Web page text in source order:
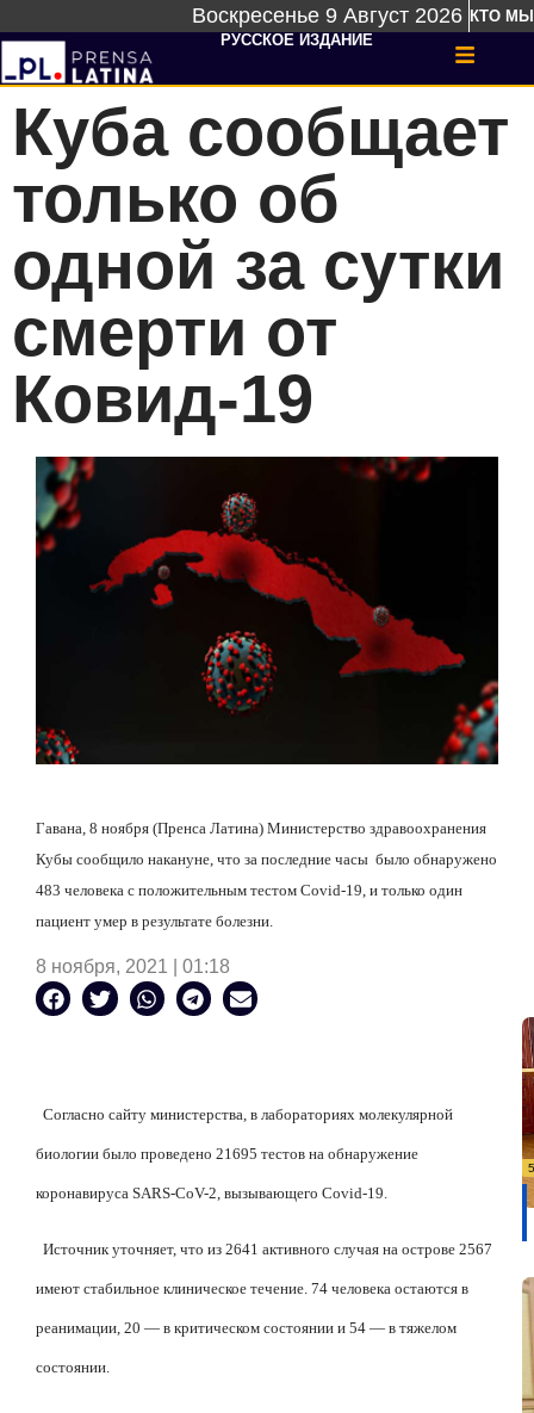
Воскресенье 9 Август 2026 КТО МЫ
РУССКОЕ ИЗДАНИЕ
Куба сообщает
только об
одной за сутки
смерти от
Ковид-19
Гавана, 8 ноября (Пренса Латина) Министерство здравоохранения
Кубы сообщило накануне, что за последние часы было обнаружено
483 человека с положительным тестом Covid-19, и только один
пациент умер в результате болезни.
8 ноября, 2021 | 01:18
Согласно сайту министерства, в лабораториях молекулярной
биологии было проведено 21695 тестов на обнаружение
коронавируса SARS-CoV-2, вызывающего Covid-19.
Источник уточняет, что из 2641 активного случая на острове 2567
имеют стабильное клиническое течение. 74 человека остаются в
реанимации, 20 — в критическом состоянии и 54 — в тяжелом
состоянии.